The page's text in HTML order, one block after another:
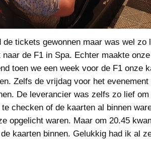
de tickets gewonnen maar was wel zo
naar de F1 in Spa. Echter maakte
toen we een week voor de F1 onze
Zelfs de vrijdag voor het evenement
De leverancier was zelfs zo lief
checken of de kaarten al binnen
opgelicht waren. Maar om 20.45
kaarten binnen. Gelukkig had ik al